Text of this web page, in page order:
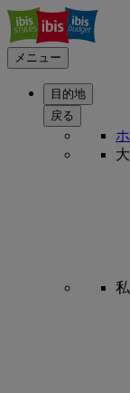
メニュー
目的地
戻る